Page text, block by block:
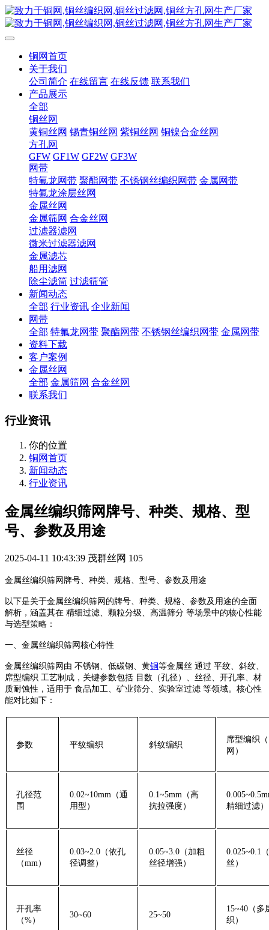
铜网首页
关于我们
公司简介 在线留言 在线反馈 联系我们
产品展示
全部
铜丝网
黄铜丝网 锡青铜丝网 紫铜丝网 铜镍合金丝网
方孔网
GFW GF1W GF2W GF3W
网带
特氟龙网带 聚酯网带 不锈钢丝编织网带 金属网带
特氟龙涂层丝网
金属丝网
金属筛网 合金丝网
过滤器滤网
微米过滤器滤网
金属滤芯
船用滤网
除尘滤筒 过滤筛管
新闻动态
全部 行业资讯 企业新闻
网带
全部 特氟龙网带 聚酯网带 不锈钢丝编织网带 金属网带
资料下载
客户案例
金属丝网
全部 金属筛网 合金丝网
联系我们
行业资讯
你的位置
铜网首页
新闻动态
行业资讯
金属丝编织筛网牌号、种类、规格、型
号、参数及用途
2025-04-11 10:43:39 茂群丝网 105
金属丝编织筛网牌号、种类、规格、型号、参数及用途
以下是关于‌金属丝编织筛网‌的牌号、种类、规格、参数及用途的全面
解析，涵盖其在 ‌精细过滤、颗粒分级、高温筛分‌ 等场景中的核心性能
与选型策略：
‌一、金属丝编织筛网核心特性‌
金属丝编织筛网由 ‌不锈钢、低碳钢、黄铜等金属丝‌ 通过 ‌平纹、斜纹、
席型编织‌ 工艺制成，关键参数包括 ‌目数（孔径）、丝径、开孔率、材
质耐蚀性‌，适用于 ‌食品加工、矿业筛分、实验室过滤‌ 等领域。核心性
能对比如下：
‌参数‌ ‌平纹编织‌ ‌斜纹编织‌
席型编织
网）‌
‌孔径范
围‌
0.02~10mm（通
用型）
0.1~5mm（高
抗拉强度）
精细过滤）
‌丝径
（mm）‌
0.03~2.0（依孔
径调整）
0.05~3.0（加粗
丝径增强）
0.025~0.1
丝）
‌开孔率
（%）‌
30~60 25~50
15~40（多
织）